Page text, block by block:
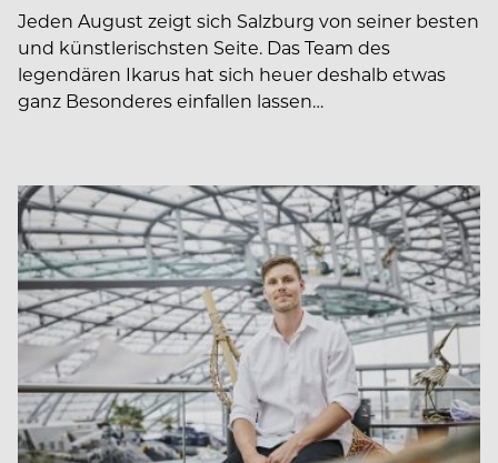
Jeden August zeigt sich Salzburg von seiner besten
und künstlerischsten Seite. Das Team des
legendären Ikarus hat sich heuer deshalb etwas
ganz Besonderes einfallen lassen…